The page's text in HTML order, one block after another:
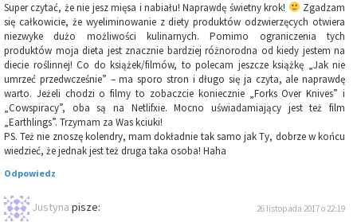
Super czytać, że nie jesz mięsa i nabiału! Naprawdę świetny krok!
Zgadzam
się całkowicie, że wyeliminowanie z diety produktów odzwierzęcych otwiera
niezwyke dużo możliwości kulinarnych. Pomimo ograniczenia tych
produktów moja dieta jest znacznie bardziej różnorodna od kiedy jestem na
diecie roślinnej! Co do książek/filmów, to polecam jeszcze książkę „Jak nie
umrzeć przedwcześnie” – ma sporo stron i długo się ja czyta, ale naprawdę
warto. Jeżeli chodzi o filmy to zobaczcie koniecznie „Forks Over Knives” i
„Cowspiracy”, oba są na Netlifxie. Mocno uświadamiający jest też film
„Earthlings”. Trzymam za Was kciuki!
PS. Też nie znoszę kolendry, mam dokładnie tak samo jak Ty, dobrze w końcu
wiedzieć, że jednak jest też druga taka osoba! Haha
Odpowiedz
Justyna pisze: 26 listopada 2017 o 22:19